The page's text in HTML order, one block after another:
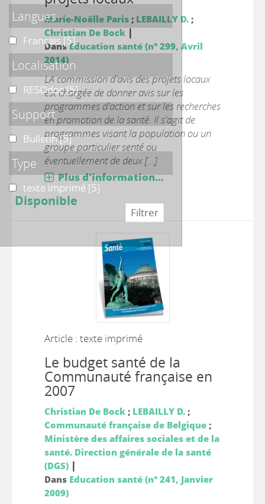
Marie-Noëlle Paris; LEBAILLY D.;
Christian De Bock |
DansEducation santé (n° 299, Avril
2014)
LA commission d'avis des projets locaux
est chargée de donner avis sur les
programmes d'action et sur les recherches
en promotion de la santé. Il s'agit de
programmes visant la population ou un
groupe particulier senté ou
éventuellement de deux [...]
Plus d'information...
Disponible
Article : texte imprimé
Le budget santé de la
Communauté française en
2007
Christian De Bock; LEBAILLY D.;
Communauté française de Belgique;
Ministère des affaires sociales et de la
santé. Direction générale de la santé
(DGS) |
Dans Education santé (n° 241, Janvier
2009)
Langues
Français
Français[5]
Localisation
RESOdoc
RESOdoc[5]
Support
Bulletin
Bulletin[5]
Type
texte imprimé
texte imprimé [5]